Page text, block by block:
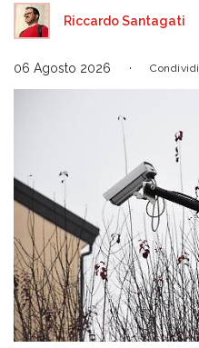
Riccardo Santagati
06 Agosto 2026 Condividi